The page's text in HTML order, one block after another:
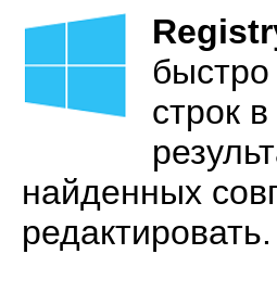
строк
найденных
редактировать.